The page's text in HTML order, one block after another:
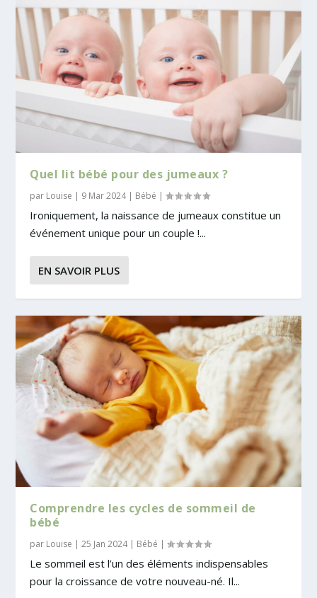
Quel lit bébé pour des jumeaux ?
par Louise | 9 Mar 2024| Bébé |
Ironiquement, la naissance de jumeaux constitue un
événement unique pour un couple !...
EN SAVOIR PLUS
Comprendre les cycles de sommeil de
bébé
par Louise |25 Jan 2024| Bébé |
Le sommeil est l’un des éléments indispensables
pour la croissance de votre nouveau-né. Il...